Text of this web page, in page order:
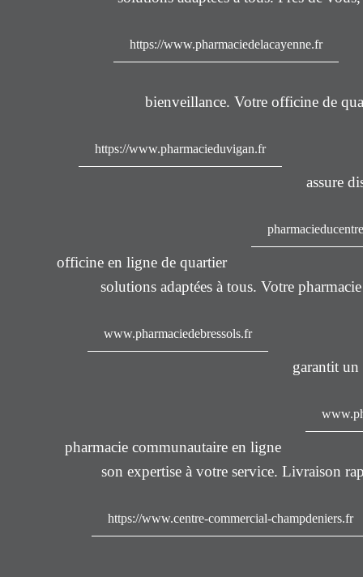
https://www.pharmaciedelacayenne.fr
bienveillance. Votre officine de
https://www.pharmacieduvigan.fr
assure
officine en ligne de quartier
solutions adaptées à tous. Votre
www.pharmaciedebressols.fr
garantit un
pharmacie communautaire en ligne
son expertise à votre service. Livraison
https://www.centre-commercial-champdeniers.fr